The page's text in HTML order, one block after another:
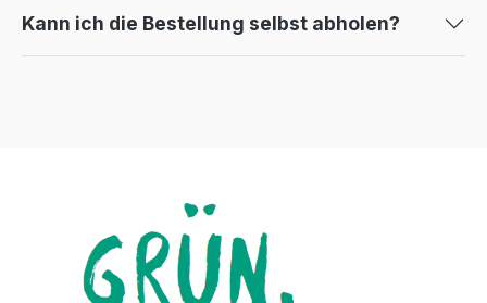
Kann ich die Bestellung selbst abholen?